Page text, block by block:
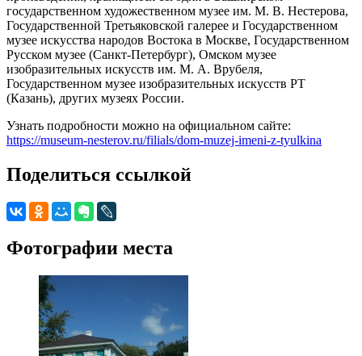
государственном художественном музее им. М. В. Нестерова,
Государственной Третьяковской галерее и Государственном
музее искусства народов Востока в Москве, Государственном
Русском музее (Санкт-Петербург), Омском музее
изобразительных искусств им. М. А. Врубеля,
Государственном музее изобразительных искусств РТ
(Казань), других музеях России.
Узнать подробности можно на официальном сайте:
https://museum-nesterov.ru/filials/dom-muzej-imeni-z-tyulkina
Поделиться ссылкой
Фотографии места